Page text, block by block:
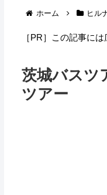
ホーム ヒル
［PR］この記事に
茨城バスツ
ツアー